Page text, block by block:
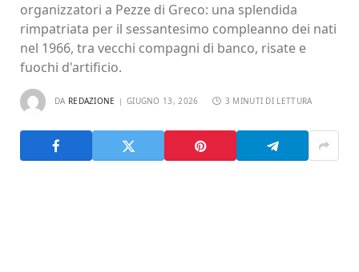
organizzatori a Pezze di Greco: una splendida
rimpatriata per il sessantesimo compleanno dei nati
nel 1966, tra vecchi compagni di banco, risate e
fuochi d'artificio.
DA REDAZIONE GIUGNO 13, 2026 3 MINUTI DI LETTURA